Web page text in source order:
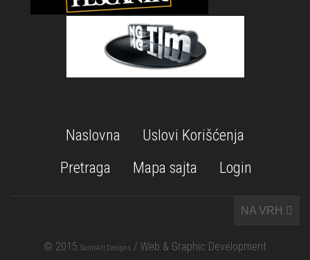
Naslovna
Uslovi Korišćenja
Pretraga
Mapa sajta Login
NA VRH
© 2015 SaintArt Designs / Web & Graphic Development